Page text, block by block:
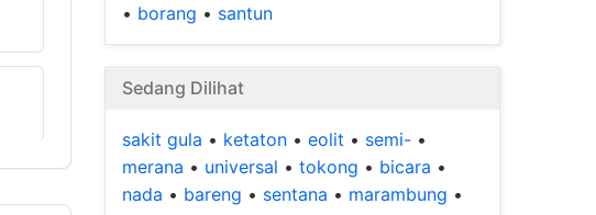
• borang • santun
Sedang Dilihat
sakit gula • ketaton • eolit • semi- •
merana • universal • tokong • bicara •
nada • bareng • sentana • marambung •